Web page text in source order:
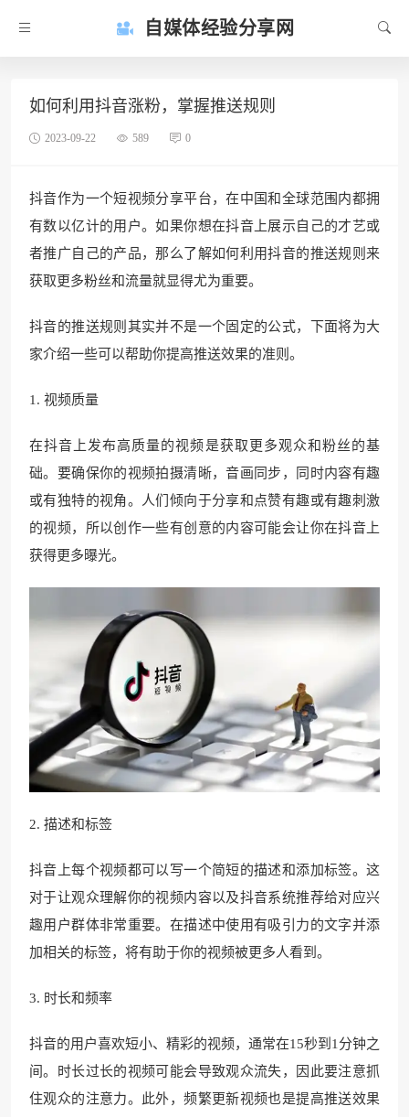
自媒体经验分享网
如何利用抖音涨粉，掌握推送规则
2023-09-22 589 0
抖音作为一个短视频分享平台，在中国和全球范围内都拥
有数以亿计的用户。如果你想在抖音上展示自己的才艺或
者推广自己的产品，那么了解如何利用抖音的推送规则来
获取更多粉丝和流量就显得尤为重要。
抖音的推送规则其实并不是一个固定的公式，下面将为大
家介绍一些可以帮助你提高推送效果的准则。
1. 视频质量
在抖音上发布高质量的视频是获取更多观众和粉丝的基
础。要确保你的视频拍摄清晰，音画同步，同时内容有趣
或有独特的视角。人们倾向于分享和点赞有趣或有趣刺激
的视频，所以创作一些有创意的内容可能会让你在抖音上
获得更多曝光。
2. 描述和标签
抖音上每个视频都可以写一个简短的描述和添加标签。这
对于让观众理解你的视频内容以及抖音系统推荐给对应兴
趣用户群体非常重要。在描述中使用有吸引力的文字并添
加相关的标签，将有助于你的视频被更多人看到。
3. 时长和频率
抖音的用户喜欢短小、精彩的视频，通常在15秒到1分钟之
间。时长过长的视频可能会导致观众流失，因此要注意抓
住观众的注意力。此外，频繁更新视频也是提高推送效果